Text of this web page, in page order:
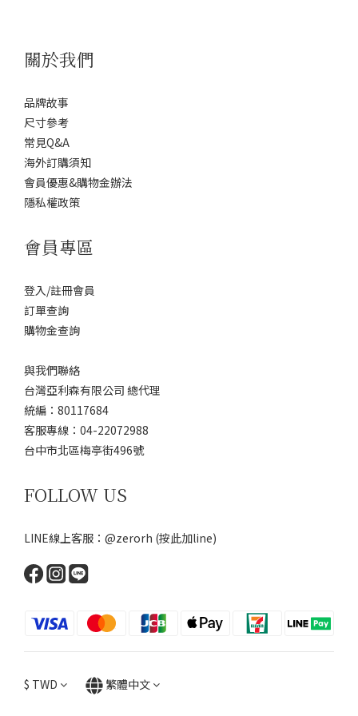
關於我們
品牌故事
尺寸參考
常見Q&A
海外訂購須知
會員優惠&購物金辦法
隱私權政策
會員專區
登入/註冊會員
訂單查詢
購物金查詢
與我們聯絡
台灣亞利森有限公司 總代理
統編：80117684
客服專線：04-22072988
台中市北區梅亭街496號
FOLLOW US
LINE線上客服：@zerorh (按此加line)
$ TWD 繁體中文